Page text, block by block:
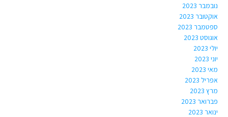
נובמבר 2023
אוקטובר 2023
ספטמבר 2023
אוגוסט 2023
יולי 2023
יוני 2023
מאי 2023
אפריל 2023
מרץ 2023
פברואר 2023
ינואר 2023